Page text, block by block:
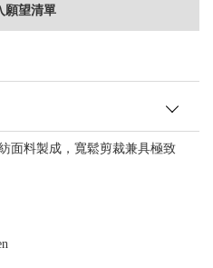
願望清單
面料製成，寬鬆剪裁兼具極致